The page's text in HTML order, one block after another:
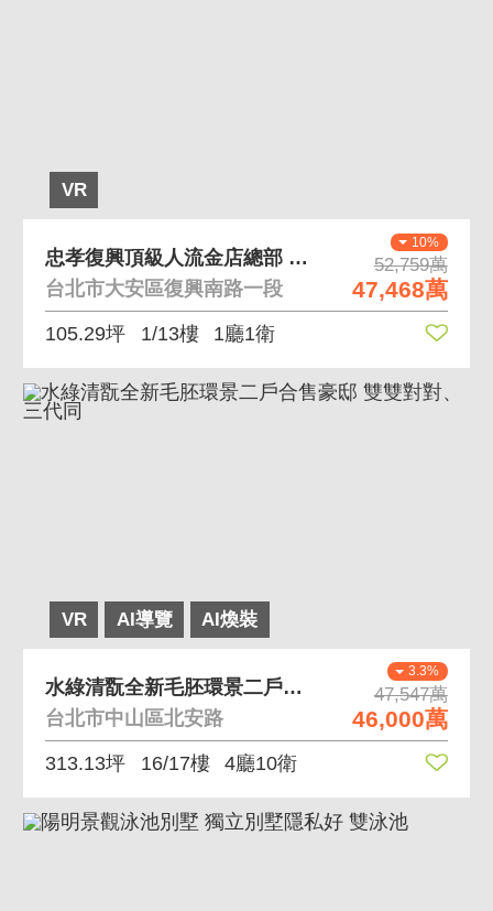
VR
10%
52,759萬
47,468萬
忠孝復興頂級人流金店總部 忠孝復興市中心、挑高6米
台北市大安區復興南路一段
105.29坪 1/13樓 1廳1衛
VR AI導覽 AI煥裝
3.3%
47,547萬
46,000萬
水綠清翫全新毛胚環景二戶合售豪邸 雙雙對對、三代同
台北市中山區北安路
313.13坪 16/17樓 4廳10衛